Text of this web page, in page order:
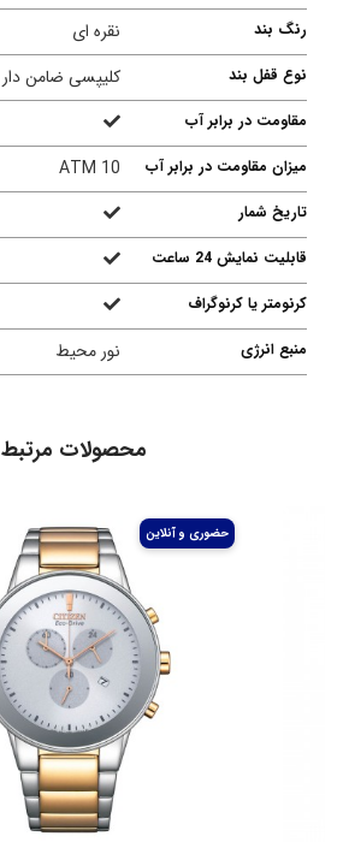
رنگ بند نقره ای
نوع قفل بند کلیپسی ضامن دار
مقاومت در برابر آب
میزان مقاومت در برابر آب
10 ATM
تاریخ شمار
قابلیت نمایش 24 ساعت
کرنومتر یا کرنوگراف
منبع انرژی
نور محیط
محصولات مرتبط